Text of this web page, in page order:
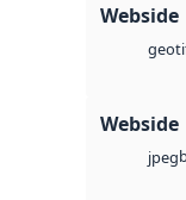
Webside
Webside
jpeg